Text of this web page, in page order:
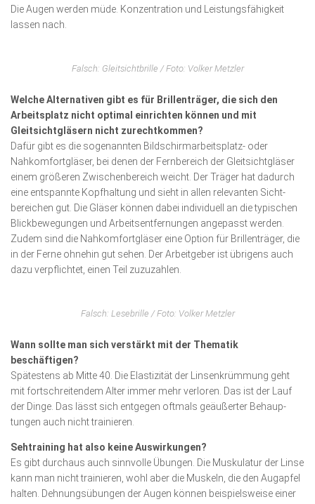
Die Augen werden müde. Konzentration und Leistungs­fähigkeit
lassen nach.
Falsch: Gleitsichtbrille / Foto: Volker Metzler
Welche Alternativen gibt es für Brillenträger, die sich den
Arbeitsplatz nicht optimal einrichten können und mit
Gleitsichtgläsern nicht zurechtkommen?
Dafür gibt es die sogenannten Bildschirmarbeitsplatz- oder
Nahkom­fort­gläser, bei denen der Fernbereich der Gleitsichtgläser
einem größeren Zwi­schen­bereich weicht. Der Träger hat da­durch
eine entspannte Kopfhaltung und sieht in allen relevanten Sicht­
bereichen gut. Die Gläser können dabei individuell an die typischen
Blickbe­we­gungen und Arbeits­­entfernungen angepasst werden.
Zudem sind die Nahkom­fort­gläser eine Option für Brillenträger, die
in der Ferne ohnehin gut sehen. Der Arbeitgeber ist übrigens auch
dazu verpflichtet, einen Teil zuzuzahlen.
Falsch: Lesebrille / Foto: Volker Metzler
Wann sollte man sich verstärkt mit der Thematik
beschäftigen?
Spätestens ab Mitte 40. Die Elastizität der Linsenkrümmung geht
mit fortschreitendem Alter immer mehr verloren. Das ist der Lauf
der Dinge. Das lässt sich entgegen oftmals geäußerter Be­haup­
tungen auch nicht trainieren.
Sehtraining hat also keine Auswir­kungen?
Es gibt durchaus auch sinnvolle Übungen. Die Muskulatur der Linse
kann man nicht trainieren, wohl aber die Mus­keln, die den Augapfel
halten. Dehnungs­übungen der Augen können beispielsweise einer